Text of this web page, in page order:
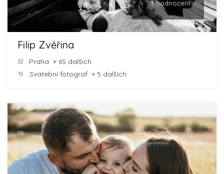
3 hodnocení
Filip Zvěřina
Praha + 65 dalších
Svatební fotograf + 5 dalších